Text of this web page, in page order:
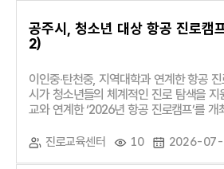
공주시, 청소년 대상 항공 진로캠
2)
이인중·탄천중, 지역대학과 연계한 항공
시가 청소년들의 체계적인 진로 탐색을
교와 연계한 ‘2026년 항공 진로캠프’를 개
진로교육센터 10 2026-